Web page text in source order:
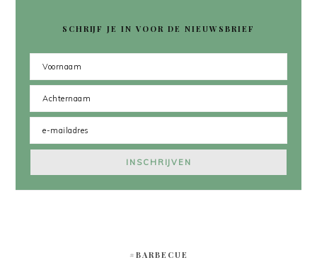
SCHRIJF JE IN VOOR DE NIEUWSBRIEF
#BARBECUE